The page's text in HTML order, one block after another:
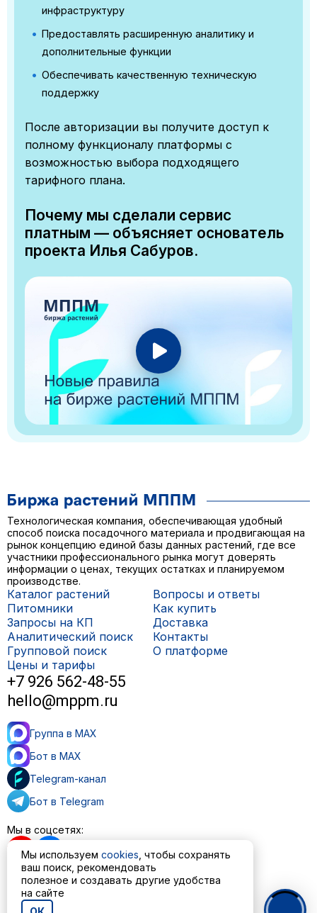
инфраструктуру
Предоставлять расширенную аналитику и
дополнительные функции
Обеспечивать качественную техническую
поддержку
После авторизации вы получите доступ к
полному функционалу платформы с
возможностью выбора подходящего
тарифного плана.
Почему мы сделали сервис
платным — объясняет основатель
проекта Илья Сабуров.
Технологическая компания, обеспечивающая удобный
способ поиска посадочного материала и продвигающая на
рынок концепцию единой базы данных растений, где все
участники профессионального рынка могут доверять
информации о ценах, текущих остатках и планируемом
производстве.
Каталог растений
Питомники
Запросы на КП
Аналитический поиск
Групповой поиск
Цены и тарифы
Вопросы и ответы
Как купить
Доставка
Контакты
О платформе
+7 926 562-48-55
hello@mppm.ru
Группа в MAX
Бот в MAX
Telegram-канал
Бот в Telegram
Мы в соцсетях:
Пользовательское соглашение
Политика обработки персональных данных
Мы используем cookies , чтобы сохранять
ваш поиск, рекомендовать
полезное и создавать другие удобства
на сайте